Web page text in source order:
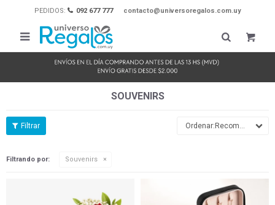
PEDIDOS: 092 677 777 contacto@universoregalos.com.uy

SOUVENIRS
Recomendados
Filtrando por: Souvenirs